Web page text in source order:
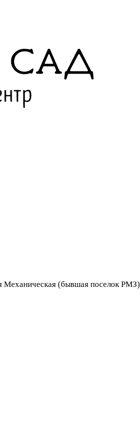
Механическая (бывшая поселок РМЗ)